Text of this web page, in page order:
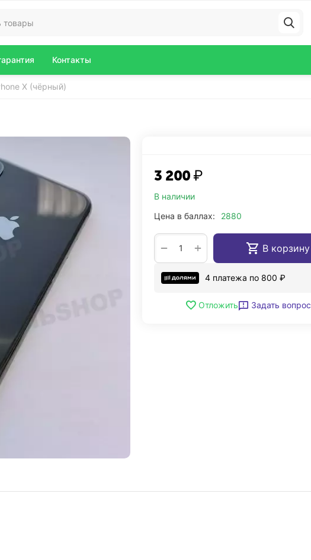
Контакты
X (чёрный)
3 200₽
В наличии
Цена в баллах:
2880
+
− В корзину
4 платежа по 800 ₽
Отложить Задать вопрос